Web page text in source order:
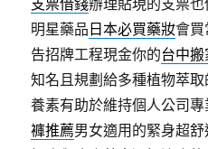
支票借錢辦理貼現的支票
明星藥品 日本必買藥妝會
告招牌工程現金你的台中搬
知名且規劃給多種植物萃取
養素有助於維持個人公司
褲推薦男女適用的緊身超